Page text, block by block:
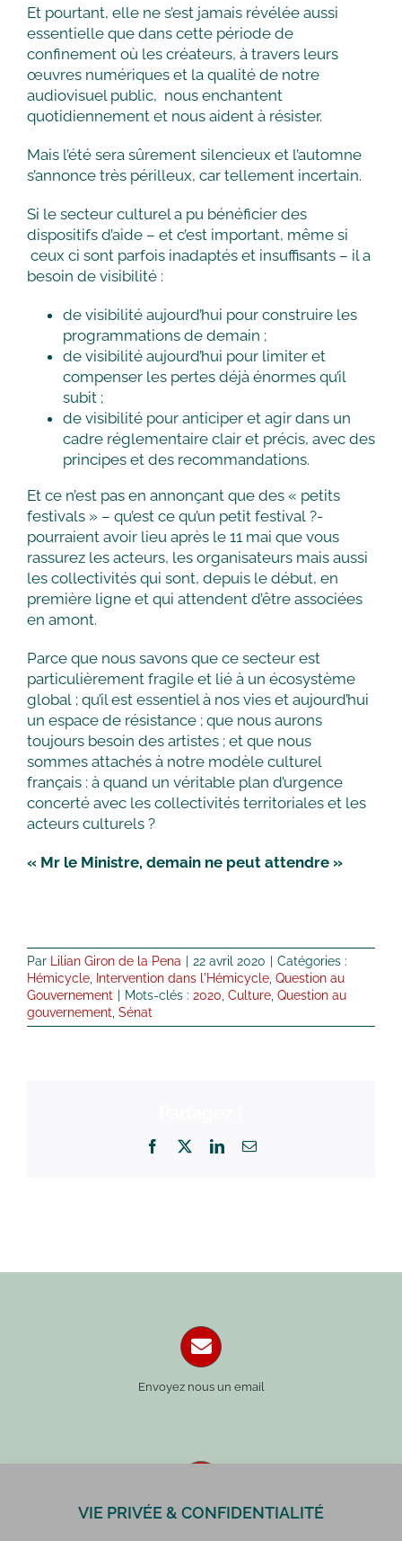
Et pourtant, elle ne s’est jamais révélée aussi
essentielle que dans cette période de
confinement où les créateurs, à travers leurs
œuvres numériques et la qualité de notre
audiovisuel public, nous enchantent
quotidiennement et nous aident à résister.
Mais l’été sera sûrement silencieux et l’automne
s’annonce très périlleux, car tellement incertain.
Si le secteur culturel a pu bénéficier des
dispositifs d’aide – et c’est important, même si
ceux ci sont parfois inadaptés et insuffisants – il a
besoin de visibilité :
de visibilité aujourd’hui pour construire les
programmations de demain ;
de visibilité aujourd’hui pour limiter et
compenser les pertes déjà énormes qu’il
subit ;
de visibilité pour anticiper et agir dans un
cadre réglementaire clair et précis, avec des
principes et des recommandations.
Et ce n’est pas en annonçant que des « petits
festivals » – qu’est ce qu’un petit festival ?-
pourraient avoir lieu après le 11 mai que vous
rassurez les acteurs, les organisateurs mais aussi
les collectivités qui sont, depuis le début, en
première ligne et qui attendent d’être associées
en amont.
Parce que nous savons que ce secteur est
particulièrement fragile et lié à un écosystème
global ; qu’il est essentiel à nos vies et aujourd’hui
un espace de résistance ; que nous aurons
toujours besoin des artistes ; et que nous
sommes attachés à notre modèle culturel
français : à quand un véritable plan d’urgence
concerté avec les collectivités territoriales et les
acteurs culturels ?
« Mr le Ministre, demain ne peut attendre »
Par Lilian Giron de la Pena 22 avril 2020
Catégories :
Hémicycle, Intervention dans l'Hémicycle, Question au
Gouvernement
Mots-clés : 2020, Culture, Question au
gouvernement, Sénat
Facebook LinkedInEmail
Envoyez nous un email
Paris : 01 42 34 14 59
VIE PRIVÉE & CONFIDENTIALITÉ